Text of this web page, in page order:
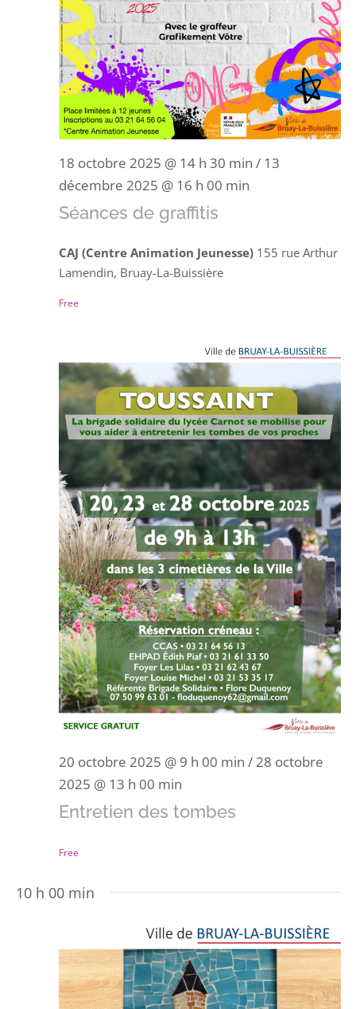
18 octobre 2025 @ 14 h 30 min / 13
décembre 2025 @ 16 h 00 min
Séances de graffitis
CAJ (Centre Animation Jeunesse) 155 rue Arthur
Lamendin, Bruay-La-Buissière
Free
20 octobre 2025 @ 9 h 00 min /28 octobre
2025 @ 13 h 00 min
Entretien des tombes
Free
10 h 00 min